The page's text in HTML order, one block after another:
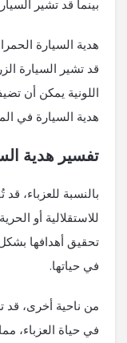
بينما قد تشير
هدية السيارة
قد تشير السيارة
اللونية يمكن أن
هدية السيارة في
تفسير هدية
بالنسبة للعزباء،
للاستقلالية أو
تحقيق أهدافها
في حياتها.
من ناحية أخرى،
في حياة العزباء،